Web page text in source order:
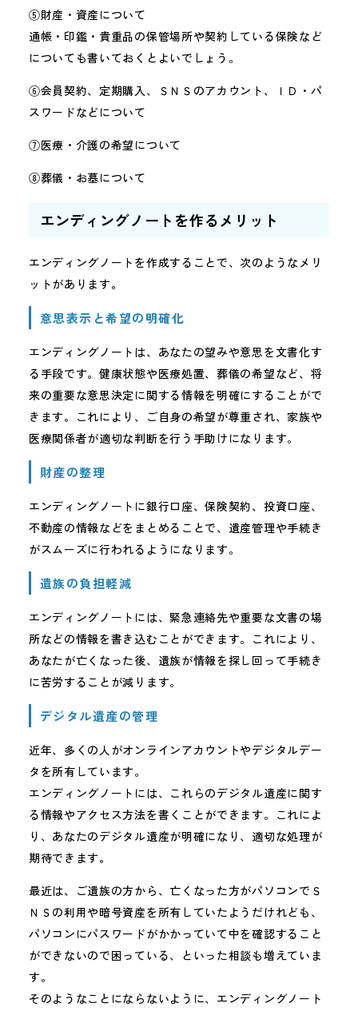
⑤財産・資産について
通帳・印鑑・貴重品の保管場所や契約している保険など
についても書いておくとよいでしょう。
⑥会員契約、定期購入、ＳＮＳのアカウント、ＩＤ・パ
スワードなどについて
⑦医療・介護の希望について
⑧葬儀・お墓について
エンディングノートを作るメリット
エンディングノートを作成することで、次のようなメリ
ットがあります。
意思表示と希望の明確化
エンディングノートは、あなたの望みや意思を文書化す
る手段です。健康状態や医療処置、葬儀の希望など、将
来の重要な意思決定に関する情報を明確にすることがで
きます。これにより、ご自身の希望が尊重され、家族や
医療関係者が適切な判断を行う手助けになります。
財産の整理
エンディングノートに銀行口座、保険契約、投資口座、
不動産の情報などをまとめることで、遺産管理や手続き
がスムーズに行われるようになります。
遺族の負担軽減
エンディングノートには、緊急連絡先や重要な文書の場
所などの情報を書き込むことができます。これにより、
あなたが亡くなった後、遺族が情報を探し回って手続き
に苦労することが減ります。
デジタル遺産の管理
近年、多くの人がオンラインアカウントやデジタルデー
タを所有しています。
エンディングノートには、これらのデジタル遺産に関す
る情報やアクセス方法を書くことができます。これによ
り、あなたのデジタル遺産が明確になり、適切な処理が
期待できます。
最近は、ご遺族の方から、亡くなった方がパソコンでＳ
ＮＳの利用や暗号資産を所有していたようだけれども、
パソコンにパスワードがかかっていて中を確認すること
ができないので困っている、といった相談も増えていま
す。
そのようなことにならないように、エンディングノート